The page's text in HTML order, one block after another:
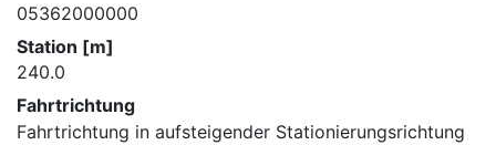
05362000000
Station [m]
240.0
Fahrtrichtung
Fahrtrichtung in aufsteigender Stationierungsrichtung